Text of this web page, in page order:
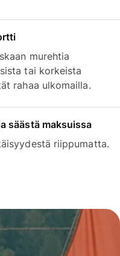
murehtia
tai korkeista
rahaa ulkomailla.
säästä maksuissa
riippumatta.